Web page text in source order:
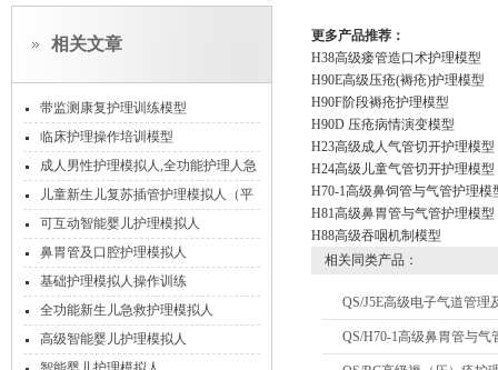
更多产品推荐：
H38高级瘘管造口术护理模型
H90E高级压疮(褥疮)护理模型
H90F阶段褥疮护理模型
H90D 压疮病情演变模型
H23高级成人气管切开护理模型
H24高级儿童气管切开护理模型
H70-1高级鼻饲管与气管护理模
H81高级鼻胃管与气管护理模型
H88高级吞咽机制模型
相关同类产品：
QS/J5E高级电子气道管
QS/H70-1高级鼻胃管与
相关文章
带监测康复护理训练模型
临床护理操作培训模型
成人男性护理模拟人,全功能护理人急
救模型
儿童新生儿复苏插管护理模拟人（平
板电脑控制）
可互动智能婴儿护理模拟人
鼻胃管及口腔护理模拟人
基础护理模拟人操作训练
全功能新生儿急救护理模拟人
高级智能婴儿护理模拟人